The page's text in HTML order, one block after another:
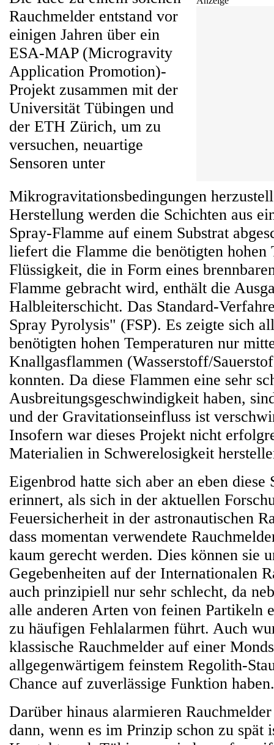
Rauchmelder entstand vor
einigen Jahren über ein
ESA-MAP (Microgravity
Application Promotion)-
Projekt zusammen mit der
Universität Tübingen und
der ETH Zürich, um zu
versuchen, neuartige
Sensoren unter
Mikrogravitationsbedingungen
Herstellung werden die Schichten aus
Spray-Flamme auf einem Substrat
liefert die Flamme die benötigten hohen
Flüssigkeit, die in Form eines
Flamme gebracht wird, enthält die
Halbleiterschicht. Das Standard-
Spray Pyrolysis" (FSP). Es zeigte sich
benötigten hohen Temperaturen nur
Knallgasflammen (Wasserstoff/
konnten. Da diese Flammen eine sehr
Ausbreitungsgeschwindigkeit haben,
und der Gravitationseinfluss ist
Insofern war dieses Projekt nicht
Materialien in Schwerelosigkeit
Eigenbrod hatte sich aber an eben diese
erinnert, als sich in der aktuellen
Feuersicherheit in der astronautischen
dass momentan verwendete
kaum gerecht werden. Dies können sie
Gegebenheiten auf der Internationalen
auch prinzipiell nur sehr schlecht, da
alle anderen Arten von feinen Partikeln
zu häufigen Fehlalarmen führt. Auch
klassische Rauchmelder auf einer
allgegenwärtigem feinstem Regolith-
Chance auf zuverlässige Funktion haben.
Darüber hinaus alarmieren
dann, wenn es im Prinzip schon zu spät